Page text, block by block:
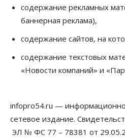
Бизнес
В аэропорту Толмачёво
бетонированию рулежных
Бизнес Недвижимость
Новосибирцы
дома по упрощенной схеме
Власть Общество
Роспотребнадзор изъял
мяса в Новосибирской
07 Августа 2026, 15:00
содержание рекламных
баннерная реклама),
содержание сайтов, на
содержание текстовых
«Новости компаний» и
infopro54.ru —
сетевое издание.
ЭЛ № ФС 77 – 78381 от